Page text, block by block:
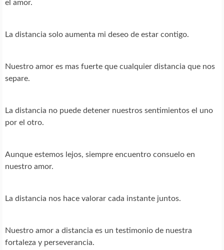
el amor.
La distancia solo aumenta mi deseo de estar contigo.
Nuestro amor es mas fuerte que cualquier distancia que nos
separe.
La distancia no puede detener nuestros sentimientos el uno
por el otro.
Aunque estemos lejos, siempre encuentro consuelo en
nuestro amor.
La distancia nos hace valorar cada instante juntos.
Nuestro amor a distancia es un testimonio de nuestra
fortaleza y perseverancia.